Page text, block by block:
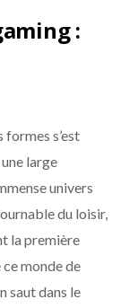
o
k
g
a
:
formes s’est
large
univers
du loisir,
la première
monde de
saut dans le